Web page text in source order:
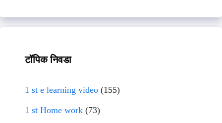
टॉपिक निवडा
1 st e learning video (155)
1 st Home work (73)